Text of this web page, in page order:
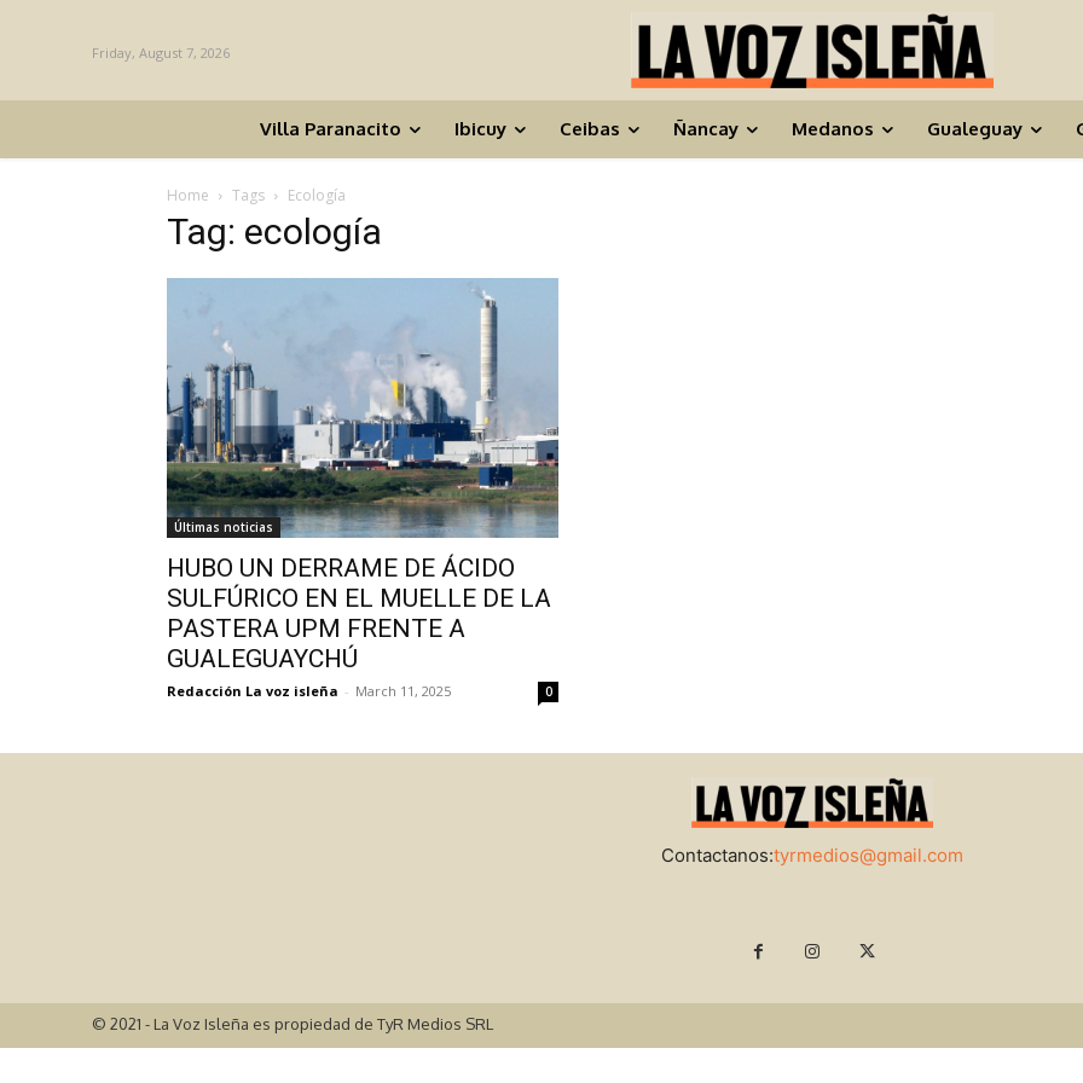
Friday, August 7, 2026
Villa Paranacito Ibicuy Ceibas Ñancay Medanos Gualeguay
Home Tags Ecología
Tag: ecología
Últimas noticias
HUBO UN DERRAME DE ÁCIDO
SULFÚRICO EN EL MUELLE DE LA
PASTERA UPM FRENTE A
GUALEGUAYCHÚ
Redacción La voz isleña - March 11, 2025 0
Contactanos:tyrmedios@gmail.com
© 2021 - La Voz Isleña es propiedad de TyR Medios SRL